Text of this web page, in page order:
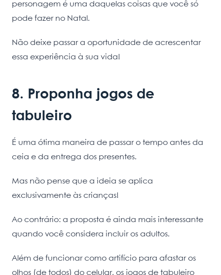
personagem é uma daquelas coisas que você só
pode fazer no Natal.
Não deixe passar a oportunidade de acrescentar
essa experiência à sua vida!
8. Proponha jogos de
tabuleiro
É uma ótima maneira de passar o tempo antes da
ceia e da entrega dos presentes.
Mas não pense que a ideia se aplica
exclusivamente às crianças!
Ao contrário: a proposta é ainda mais interessante
quando você considera incluir os adultos.
Além de funcionar como artifício para afastar os
olhos (de todos) do celular, os jogos de tabuleiro